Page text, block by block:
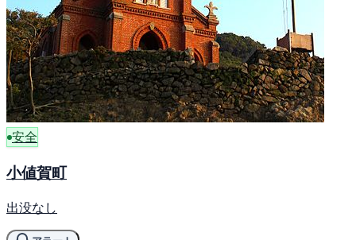
安全
小値賀町
出没なし